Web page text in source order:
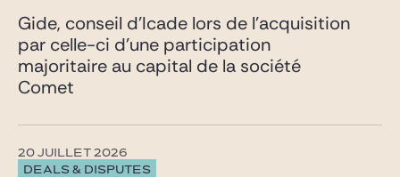
Gide, conseil d’Icade lors de l’acquisition
par celle-ci d’une participation
majoritaire au capital de la société
Comet
DEALS & DISPUTES
20 JUILLET 2026